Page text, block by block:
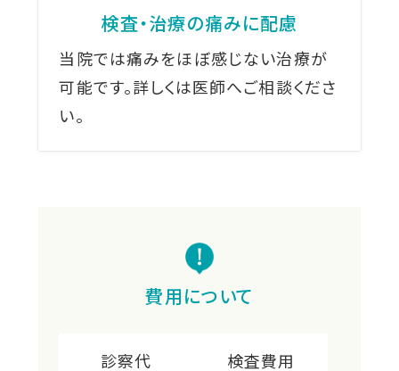
検査・治療の痛みに配慮
当院では痛みをほぼ感じない治療が
可能です。詳しくは医師へご相談くださ
い。
費用について
診察代 検査費用